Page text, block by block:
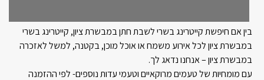
בין אם חיפשת קייטרינג בשרי לשבת חתן במבשרת ציון, קייטרינג בשרי
במבשרת ציון לכל אירוע משמח או אוכל מוכן, בקטנה, למשל לאזכרה
במבשרת ציון – אנחנו נדאג לך.
עם מומחיות של טעמים מרוקאיים וטעמי עדות נוספים- לפי ההזמנה